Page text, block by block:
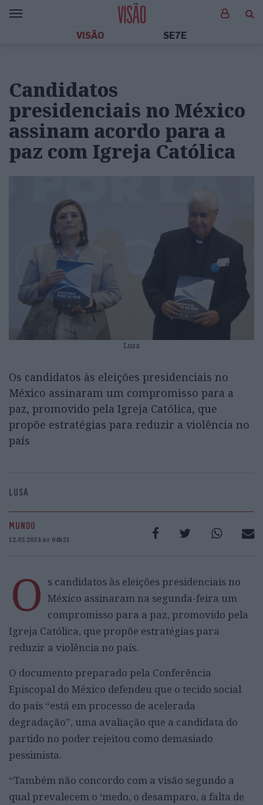
VISÃO SE7E
Candidatos
presidenciais no México
assinam acordo para a
paz com Igreja Católica
Lusa
Os candidatos às eleições presidenciais no
México assinaram um compromisso para a
paz, promovido pela Igreja Católica, que
propõe estratégias para reduzir a violência no
país
LUSA
MUNDO
12.03.2024 às 04h21
O s candidatos às eleições presidenciais no
México assinaram na segunda-feira um
compromisso para a paz, promovido pela
Igreja Católica, que propõe estratégias para
reduzir a violência no país.
O documento preparado pela Conferência
Episcopal do México defendeu que o tecido social
do país “está em processo de acelerada
degradação”, uma avaliação que a candidata do
partido no poder rejeitou como demasiado
pessimista.
“Também não concordo com a visão segundo a
qual prevalecem o ‘medo, o desamparo, a falta de